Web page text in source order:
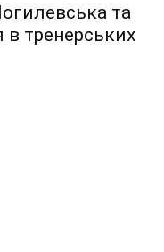
та
в тренерських